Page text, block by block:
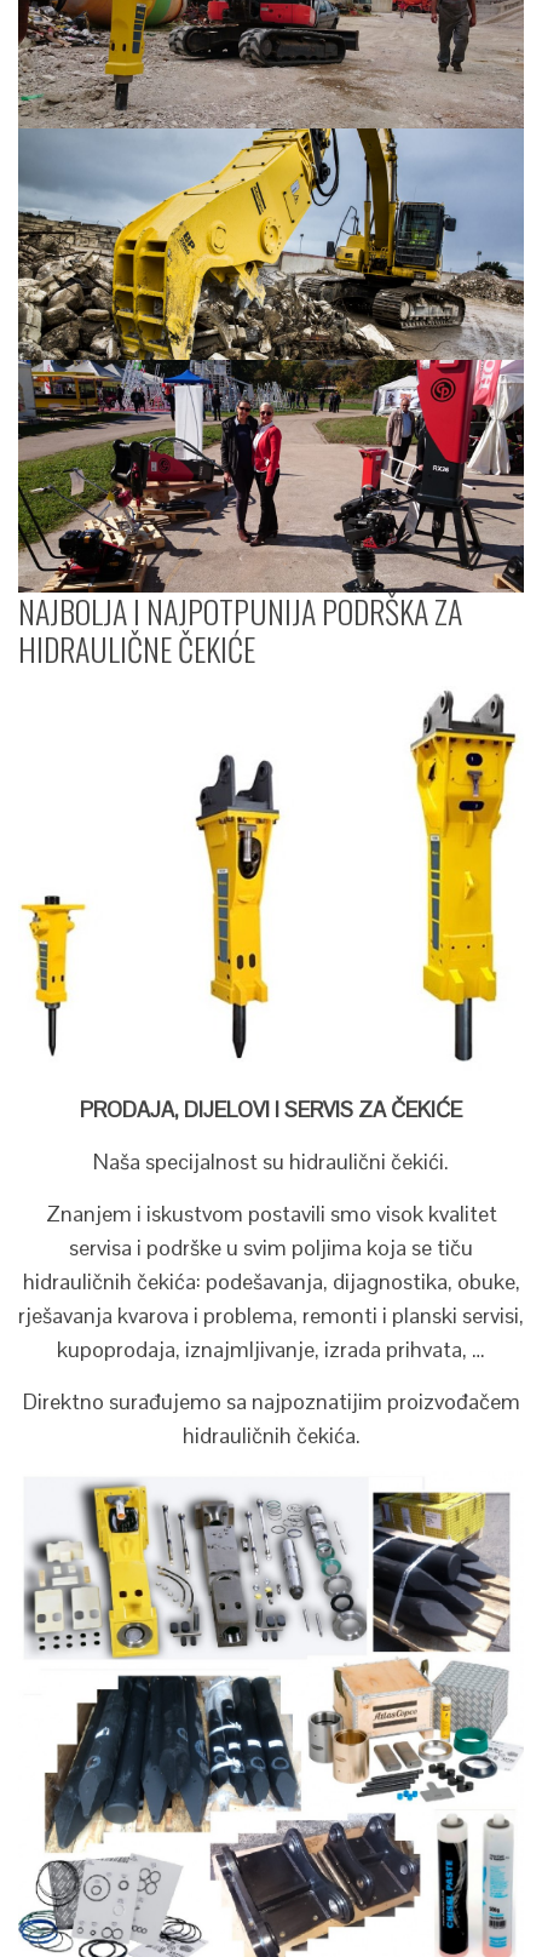
NAJBOLJA I NAJPOTPUNIJA PODRŠKA ZA
HIDRAULIČNE ČEKIĆE
PRODAJA, DIJELOVI I SERVIS ZA ČEKIĆE
Naša specijalnost su hidraulični čekići.
Znanjem i iskustvom postavili smo visok kvalitet
servisa i podrške u svim poljima koja se tiču
hidrauličnih čekića: podešavanja, dijagnostika, obuke,
rješavanja kvarova i problema, remonti i planski servisi,
kupoprodaja, iznajmljivanje, izrada prihvata, …
Direktno surađujemo sa najpoznatijim proizvođačem
hidrauličnih čekića.